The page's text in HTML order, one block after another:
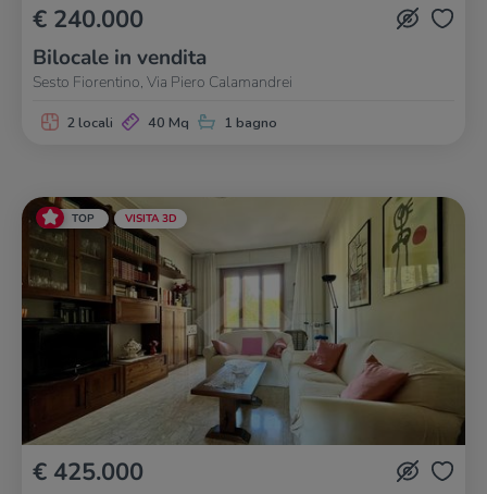
€ 240.000
Bilocale in vendita
Sesto Fiorentino, Via Piero Calamandrei
2 locali 40 Mq 1 bagno
TOP VISITA 3D
€ 425.000